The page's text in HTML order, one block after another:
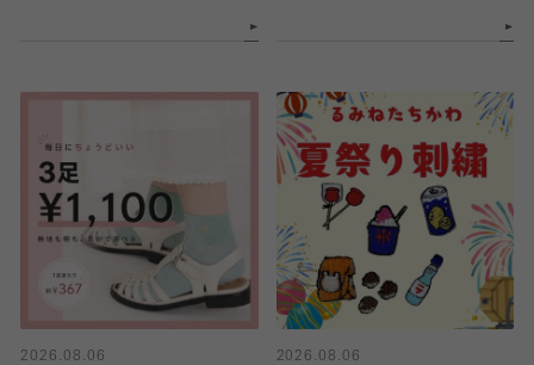
2026.08.06
2026.08.06